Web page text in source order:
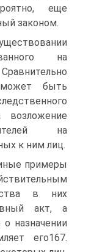
еще
законом.
на
быть
на
к ним лиц.
примеры
в них
акт, а
назначении
его167.